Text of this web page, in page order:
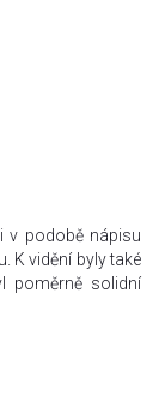
v podobě nápisu
K vidění byly také
poměrně solidní